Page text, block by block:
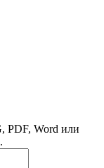
PDF, Word или